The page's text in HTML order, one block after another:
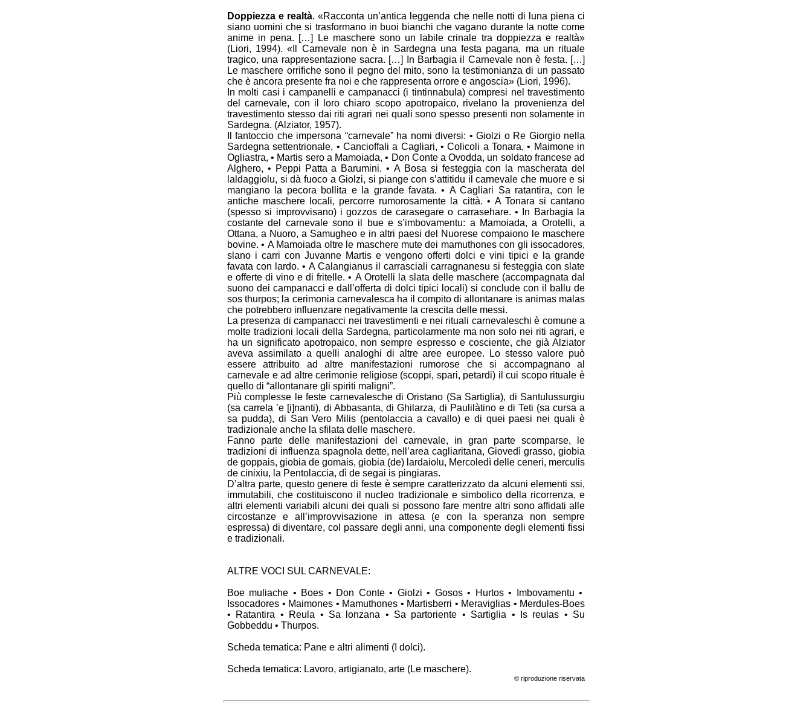
Doppiezza e realtà. «Racconta un’antica leggenda che nelle notti di luna piena ci
siano uomini che si trasformano in buoi bianchi che vagano durante la notte come
anime in pena. […] Le maschere sono un labile crinale tra doppiezza e realtà»
(Liori, 1994). «Il Carnevale non è in Sardegna una festa pagana, ma un rituale
tragico, una rappresentazione sacra. […] In Barbagia il Carnevale non è festa. […]
Le maschere orrifiche sono il pegno del mito, sono la testimonianza di un passato
che è ancora presente fra noi e che rappresenta orrore e angoscia» (Liori, 1996).
In molti casi i campanelli e campanacci (i tintinnabula) compresi nel travestimento
del carnevale, con il loro chiaro scopo apotropaico, rivelano la provenienza del
travestimento stesso dai riti agrari nei quali sono spesso presenti non solamente in
Sardegna. (Alziator, 1957).
Il fantoccio che impersona “carnevale” ha nomi diversi: • Giolzi o Re Giorgio nella
Sardegna settentrionale, • Cancioffali a Cagliari, • Colicoli a Tonara, • Maimone in
Ogliastra, • Martis sero a Mamoiada, • Don Conte a Ovodda, un soldato francese ad
Alghero, • Peppi Patta a Barumini. • A Bosa si festeggia con la mascherata del
laldaggiolu, si dà fuoco a Giolzi, si piange con s’attitidu il carnevale che muore e si
mangiano la pecora bollita e la grande favata. • A Cagliari Sa ratantira, con le
antiche maschere locali, percorre rumorosamente la città. • A Tonara si cantano
(spesso si improvvisano) i gozzos de carasegare o carrasehare. • In Barbagia la
costante del carnevale sono il bue e s’imbovamentu: a Mamoiada, a Orotelli, a
Ottana, a Nuoro, a Samugheo e in altri paesi del Nuorese compaiono le maschere
bovine. • A Mamoiada oltre le maschere mute dei mamuthones con gli issocadores,
slano i carri con Juvanne Martis e vengono offerti dolci e vini tipici e la grande
favata con lardo. • A Calangianus il carrasciali carragnanesu si festeggia con slate
e offerte di vino e di fritelle. • A Orotelli la slata delle maschere (accompagnata dal
suono dei campanacci e dall’offerta di dolci tipici locali) si conclude con il ballu de
sos thurpos; la cerimonia carnevalesca ha il compito di allontanare is animas malas
che potrebbero influenzare negativamente la crescita delle messi.
La presenza di campanacci nei travestimenti e nei rituali carnevaleschi è comune a
molte tradizioni locali della Sardegna, particolarmente ma non solo nei riti agrari, e
ha un significato apotropaico, non sempre espresso e cosciente, che già Alziator
aveva assimilato a quelli analoghi di altre aree europee. Lo stesso valore può
essere attribuito ad altre manifestazioni rumorose che si accompagnano al
carnevale e ad altre cerimonie religiose (scoppi, spari, petardi) il cui scopo rituale è
quello di “allontanare gli spiriti maligni”.
Più complesse le feste carnevalesche di Oristano (Sa Sartiglia), di Santulussurgiu
(sa carrela ’e [i]nanti), di Abbasanta, di Ghilarza, di Paulilàtino e di Teti (sa cursa a
sa pudda), di San Vero Milis (pentolaccia a cavallo) e di quei paesi nei quali è
tradizionale anche la sfilata delle maschere.
Fanno parte delle manifestazioni del carnevale, in gran parte scomparse, le
tradizioni di influenza spagnola dette, nell’area cagliaritana, Giovedì grasso, giobia
de goppais, giobia de gomais, giobia (de) lardaiolu, Mercoledì delle ceneri, merculis
de cinixiu, la Pentolaccia, dì de segai is pingiaras.
D’altra parte, questo genere di feste è sempre caratterizzato da alcuni elementi ssi,
immutabili, che costituiscono il nucleo tradizionale e simbolico della ricorrenza, e
altri elementi variabili alcuni dei quali si possono fare mentre altri sono affidati alle
circostanze e all’improvvisazione in attesa (e con la speranza non sempre
espressa) di diventare, col passare degli anni, una componente degli elementi fissi
e tradizionali.
ALTRE VOCI SUL CARNEVALE:
Boe muliache • Boes • Don Conte • Giolzi • Gosos • Hurtos • Imbovamentu •
Issocadores • Maimones • Mamuthones • Martisberri • Meraviglias • Merdules-Boes
• Ratantira • Reula • Sa lonzana • Sa partoriente • Sartiglia • Is reulas • Su
Gobbeddu • Thurpos.
Scheda tematica: Pane e altri alimenti (I dolci).
Scheda tematica: Lavoro, artigianato, arte (Le maschere).
© riproduzione riservata